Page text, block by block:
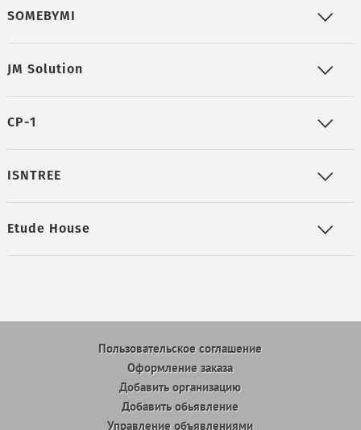
SOMEBYMI
JM Solution
CP-1
ISNTREE
Etude House
Пользовательское соглашение
Оформление заказа
Добавить организацию
Добавить обьявление
Управление объявлениями